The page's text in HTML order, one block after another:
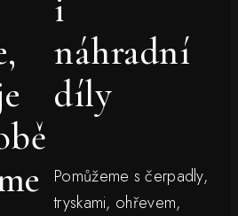
i
náhradní
díly
Pomůžeme s čerpadly,
tryskami, ohřevem,